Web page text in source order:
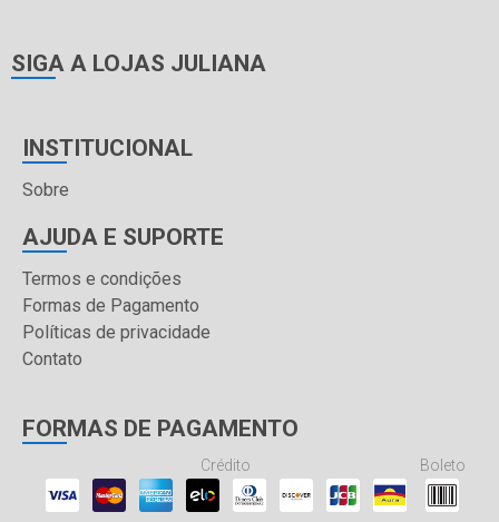
SIGA A LOJAS JULIANA
INSTITUCIONAL
Sobre
AJUDA E SUPORTE
Termos e condições
Formas de Pagamento
Políticas de privacidade
Contato
FORMAS DE PAGAMENTO
Crédito Boleto